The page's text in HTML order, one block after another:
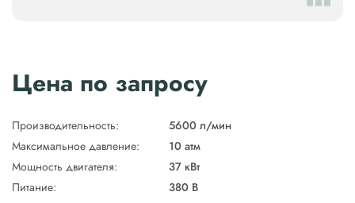
Цена по запросу
Производительность:
5600 л/мин
Максимальное давление:
10 атм
Мощность двигателя:
37 кВт
Питание:
380 В